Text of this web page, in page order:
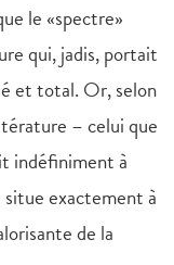
le «spectre»
qui, jadis, portait
et total. Or, selon
– celui que
indéfiniment à
exactement à
de la